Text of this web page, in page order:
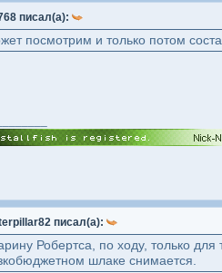
писал(а):
посмотрим и только потом
писал(а):
Робертса, по ходу, только
шлаке снимается.